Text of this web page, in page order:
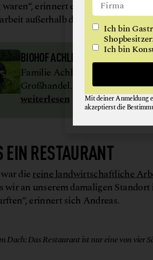
erinnert er sich. „Dadurch
außerhalb dieser Bubble
BIOHOF ACHLEITNER
Familie Achleitner betreibt
Großhandel. Grundlage sind
weiterlesen
EIN RESTAURANT
diereine landwirtschaftliche
wir an unserem damaligen
erinnert sich Andreas.
Dach: Das Restaurant ist nur eine von vier
Ich bin
Ich bin
Mit deiner Anmeldung
akzeptierst die